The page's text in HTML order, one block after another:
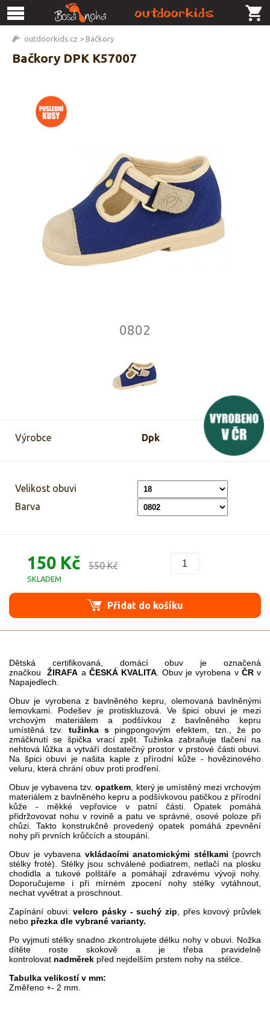
outdoorkids.cz > Bačkory
Bačkory DPK K57007
0802
Výrobce Dpk
Velikost obuvi
Barva
150 Kč 550 Kč
SKLADEM
Přidat do košíku
Dětská certifikovaná, domácí obuv je označená
značkouŽIRAFA a ČESKÁ KVALITA. Obuv je vyrobena v ČRv
Napajedlech.
Obuv je vyrobena z bavlněného kepru, olemovaná bavlněnými
lemovkami. Podešev je protiskluzová. Ve špici obuvi je mezi
vrchovým materiálem a podšívkou z bavlněného kepru
umístěná tzv. tužinka spingpongovým efektem, tzn., že po
zmáčknutí se špička vrací zpět. Tužinka zabraňuje tlačení na
nehtová lůžka a vytváří dostatečný prostor v prstové části obuvi.
Na špici obuvi je našita kaple z přírodní kůže - hovězinového
veluru, která chrání obuv proti prodření.
Obuv je vybavena tzv.opatkem , který je umístěný mezi vrchovým
materiálem z bavlněného kepru a podšívkovou patičkou z přírodní
kůže - měkké vepřovice v patní části. Opatek pomáhá
přidržovovat nohu v rovině a patu ve správné, osové poloze při
chůzi. Takto konstrukčně provedený opatek pomáhá zpevnění
nohy při prvních krůčcích a stoupání.
Obuv je vybavena vkládacími anatomickými stélkami (povrch
stélky froté). Stélky jsou schválené podiatrem, netlačí na plosku
chodidla a tukové polštáře a pomáhají zdravému vývoji nohy.
Doporučujeme i při mírném zpocení nohy stélky vytáhnout,
nechat vyvětrat a proschnout.
Zapínání obuvi:velcro pásky - suchý zip , přes kovový průvlek
nebo přezka dle vybrané varianty.
Po vyjmutí stélky snadno zkontrolujete délku nohy v obuvi. Nožka
dítěte roste skokově a je třeba pravidelně
kontrolovat nadměrek před nejdelším prstem nohy na stélce.
Tabulka velikostí v mm:
Změřeno +- 2 mm.